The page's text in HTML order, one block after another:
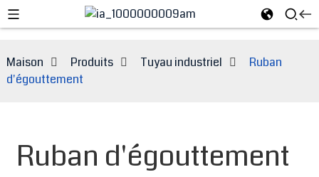
Maison Produits Tuyau industriel
Ruban
d'égouttement
Ruban d'égouttement